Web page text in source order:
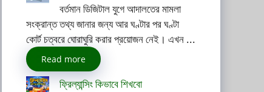
বর্তমান ডিজিটাল যুগে আদালতের মামলা
সংক্রান্ত তথ্য জানার জন্য আর ঘণ্টার পর ঘণ্টা
কোর্ট চত্বরে ঘোরাঘুরি করার প্রয়োজন নেই। এখন ...
Read more
ফ্রিল্যান্সিং কিভাবে শিখবো